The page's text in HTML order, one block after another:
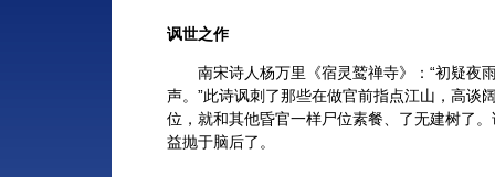
讽世之作
南宋诗人杨万里《宿灵鹫禅寺》：“初疑夜
声。”此诗讽刺了那些在做官前指点江山，高谈
位，就和其他昏官一样尸位素餐、了无建树了
益抛于脑后了。